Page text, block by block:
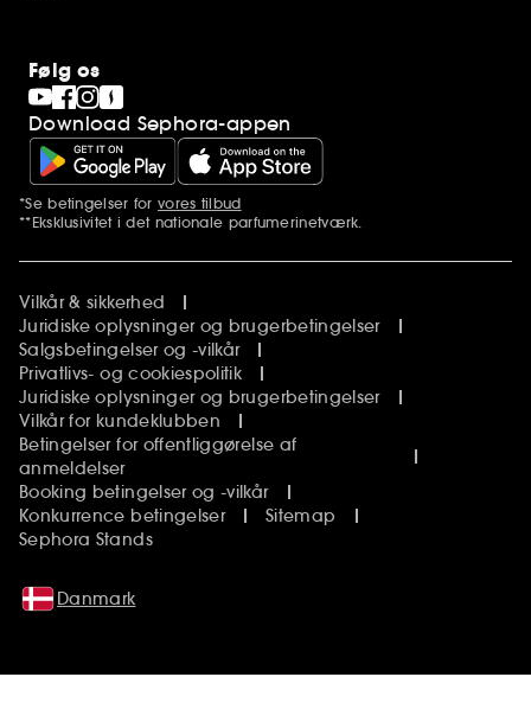
Følg os
Download Sephora-appen
Yderligere bemærkninger
*Se betingelser for vores tilbud
**Eksklusivitet i det nationale parfumerinetværk.
Vilkår & sikkerhed
Juridiske oplysninger og brugerbetingelser
Salgsbetingelser og -vilkår
Privatlivs- og cookiespolitik
Juridiske oplysninger og brugerbetingelser
Vilkår for kundeklubben
Betingelser for offentliggørelse af
anmeldelser
Booking betingelser og -vilkår
Konkurrence betingelser
Sitemap
Sephora Stands
Danmark